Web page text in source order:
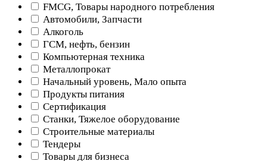
FMCG, Товары народного потребления
Автомобили, Запчасти
Алкоголь
ГСМ, нефть, бензин
Компьютерная техника
Металлопрокат
Начальный уровень, Мало опыта
Продукты питания
Сертификация
Станки, Тяжелое оборудование
Строительные материалы
Тендеры
Товары для бизнеса